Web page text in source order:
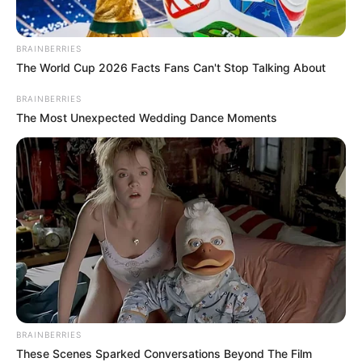
Mivel nem volt hajlandó távozni, végül erőszakkal,
a nyakánál fogva vezették ki. Egy másik forrásunk
szerint a dulakodás azért tört ki, mert Magyar Péter
elvette és eldobta egy vendég telefonját, aki
videózott – a rendőrség ezt az információt most
megerősítette.
BRAINBERRIES
The World Cup 2026 Facts Fans Can't Stop Talking About
BRAINBERRIES
The Most Unexpected Wedding Dance Moments
BRAINBERRIES
These Scenes Sparked Conversations Beyond The Film